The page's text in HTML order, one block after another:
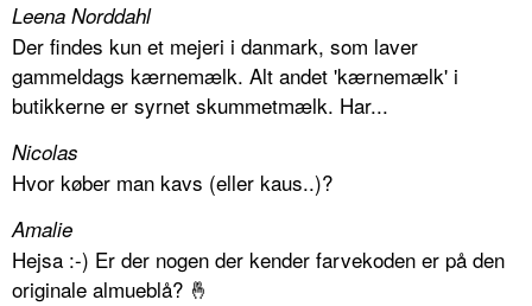
Leena Norddahl
Der findes kun et mejeri i danmark, som laver
gammeldags kærnemælk. Alt andet 'kærnemælk' i
butikkerne er syrnet skummetmælk. Har...
Nicolas
Hvor køber man kavs (eller kaus..)?
Amalie
Hejsa :-) Er der nogen der kender farvekoden er på den
originale almueblå? 🤞